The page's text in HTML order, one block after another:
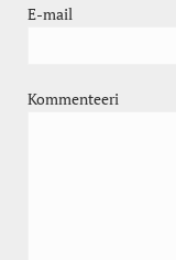
E-mail
Kommenteeri